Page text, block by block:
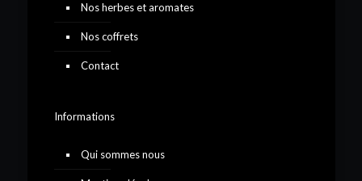
Nos herbes et aromates
Nos coffrets
Contact
Informations
Qui sommes nous